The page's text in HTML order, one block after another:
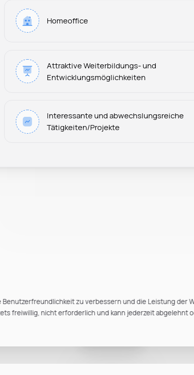
Homeoffice
Attraktive Weiterbildungs- und
Entwicklungsmöglichkeiten
Interessante und abwechslungsreiche
Tätigkeiten/Projekte
zu verbessern und die Leistung der
freiwillig, nicht erforderlich und kann jederzeit abgelehnt